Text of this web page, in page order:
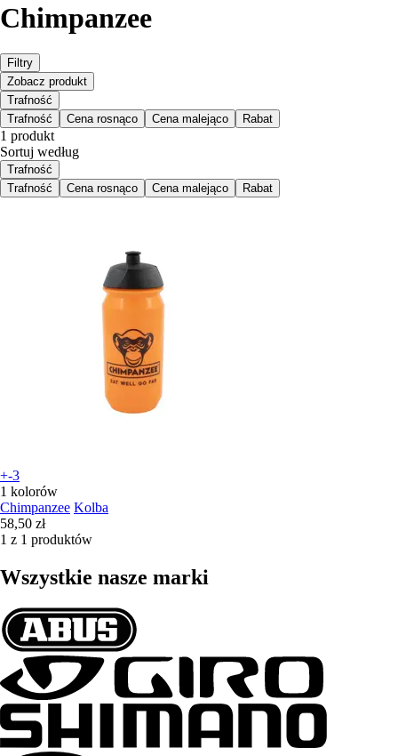
Chimpanzee
Filtry
Zobacz produkt
Trafność
Trafność
Cena rosnąco Cena malejąco Rabat
1 produkt
Sortuj według
Trafność
Trafność
Cena rosnąco Cena malejąco Rabat
+-3
1 kolorów
Chimpanzee Kolba
58,50 zł
1 z 1 produktów
Wszystkie nasze marki